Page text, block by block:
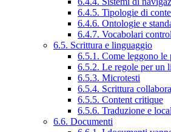
6.4.5. Tipologie di
6.4.6. Ontologie e
6.4.7. Vocabolari
6.5. Scrittura e linguaggio
6.5.1. Come leggono le
6.5.2. Le regole per un
6.5.3. Microtesti
6.5.4. Scrittura
6.5.5. Content critique
6.5.6. Traduzione e
6.6. Documenti